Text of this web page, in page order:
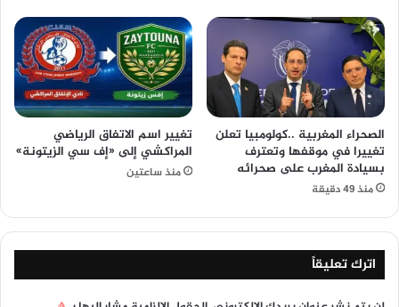
الصحراء المغربية ..كولومبيا تعلن
تغييرا في موقفها وتعترف
بسيادة المغرب على صحرائه
منذ 49 دقيقة
تغيير اسم الاتفاق الرياضي
المراكشي إلى «إف سي الزيتونة»
منذ ساعتين
اترك تعليقاً